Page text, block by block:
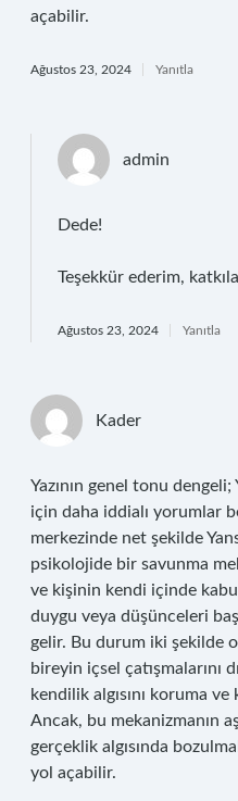
açabilir.
Ağustos 23, 2024 Yanıtla
admin
Dede!
Teşekkür ederim,
Ağustos 23, 2024 Yanıtla
Kader
Yazının genel tonu
için daha iddialı yorumlar
merkezinde net şekilde
psikolojide bir savunma
ve kişinin kendi içinde
duygu veya düşünceleri
gelir. Bu durum iki şekilde
bireyin içsel çatışmalarını
kendilik algısını koruma
Ancak, bu mekanizmanın
gerçeklik algısında
yol açabilir.